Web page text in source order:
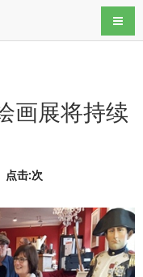
导航
画展将持续
点击:次